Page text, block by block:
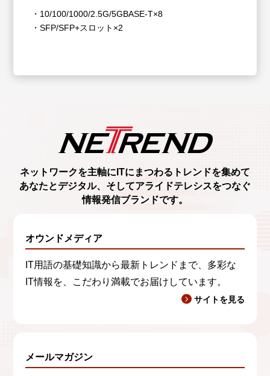
・10/100/1000/2.5G/5GBASE-T×8
・SFP/SFP+スロット×2
ネットワークを主軸に ITにまつわるトレンドを集めて
あなたとデジタル、 そしてアライドテレシスをつなぐ
情報発信ブランドです。
オウンドメディア
IT用語の基礎知識から最新トレンドまで、多彩な
IT情報を、こだわり満載でお届けしています。
サイトを見る
メールマガジン